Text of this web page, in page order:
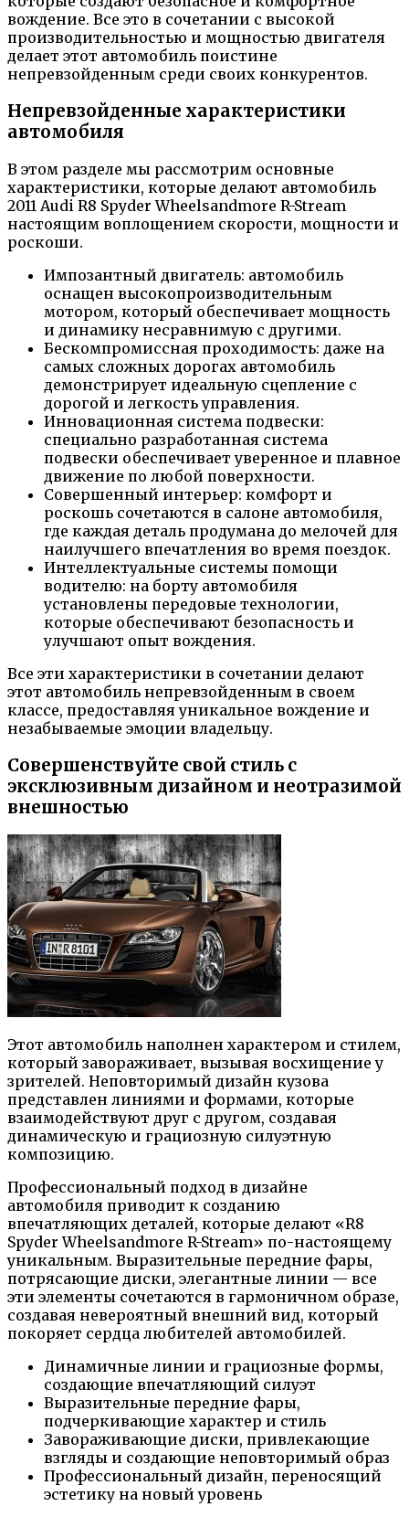
вождение. Все это в сочетании с высокой
производительностью и мощностью двигателя
делает этот автомобиль поистине
непревзойденным среди своих конкурентов.
Непревзойденные характеристики
автомобиля
В этом разделе мы рассмотрим основные
характеристики, которые делают автомобиль
2011 Audi R8 Spyder Wheelsandmore R-Stream
настоящим воплощением скорости, мощности и
роскоши.
Импозантный двигатель: автомобиль
оснащен высокопроизводительным
мотором, который обеспечивает мощность
и динамику несравнимую с другими.
Бескомпромиссная проходимость: даже на
самых сложных дорогах автомобиль
демонстрирует идеальную сцепление с
дорогой и легкость управления.
Инновационная система подвески:
специально разработанная система
подвески обеспечивает уверенное и плавное
движение по любой поверхности.
Совершенный интерьер: комфорт и
роскошь сочетаются в салоне автомобиля,
где каждая деталь продумана до мелочей для
наилучшего впечатления во время поездок.
Интеллектуальные системы помощи
водителю: на борту автомобиля
установлены передовые технологии,
которые обеспечивают безопасность и
улучшают опыт вождения.
Все эти характеристики в сочетании делают
этот автомобиль непревзойденным в своем
классе, предоставляя уникальное вождение и
незабываемые эмоции владельцу.
Совершенствуйте свой стиль с
эксклюзивным дизайном и неотразимой
внешностью
Этот автомобиль наполнен характером и стилем,
который завораживает, вызывая восхищение у
зрителей. Неповторимый дизайн кузова
представлен линиями и формами, которые
взаимодействуют друг с другом, создавая
динамическую и грациозную силуэтную
композицию.
Профессиональный подход в дизайне
автомобиля приводит к созданию
впечатляющих деталей, которые делают «R8
Spyder Wheelsandmore R-Stream» по-настоящему
уникальным. Выразительные передние фары,
потрясающие диски, элегантные линии — все
эти элементы сочетаются в гармоничном образе,
создавая невероятный внешний вид, который
покоряет сердца любителей автомобилей.
Динамичные линии и грациозные формы,
создающие впечатляющий силуэт
Выразительные передние фары,
подчеркивающие характер и стиль
Завораживающие диски, привлекающие
взгляды и создающие неповторимый образ
Профессиональный дизайн, переносящий
эстетику на новый уровень